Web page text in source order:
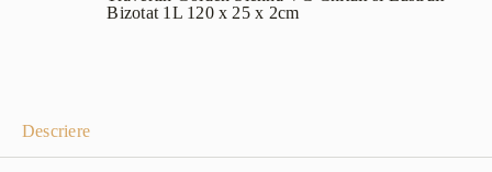
Descriere